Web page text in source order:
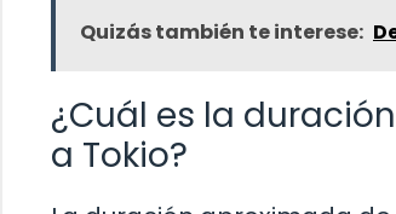
Quizás también te interese:
¿Cuál es la
a Tokio?